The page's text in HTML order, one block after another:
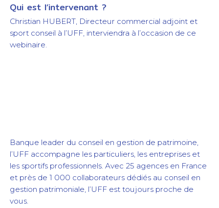
Qui est l’intervenant ?
Christian HUBERT, Directeur commercial adjoint et
sport conseil à l’UFF, interviendra à l’occasion de ce
webinaire.
Banque leader du conseil en gestion de patrimoine,
l’UFF accompagne les particuliers, les entreprises et
les sportifs professionnels. Avec 25 agences en France
et près de 1 000 collaborateurs dédiés au conseil en
gestion patrimoniale, l’UFF est toujours proche de
vous.